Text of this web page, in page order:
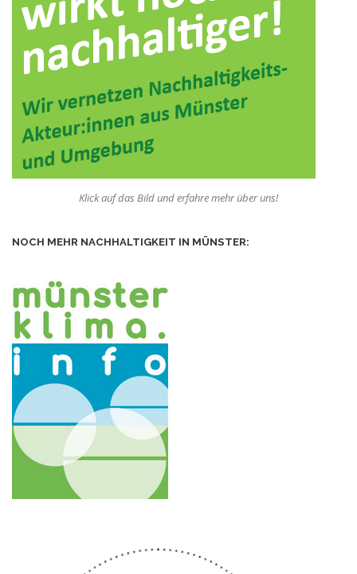
Klick auf das Bild und erfahre mehr über uns!
NOCH MEHR NACHHALTIGKEIT IN MÜNSTER: